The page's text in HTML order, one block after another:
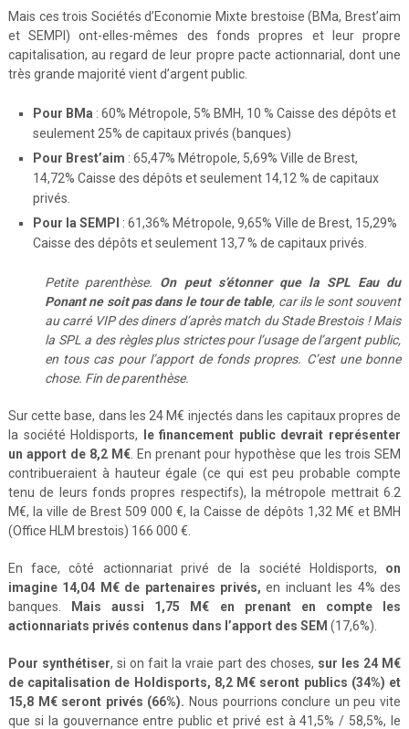
Mais ces trois Sociétés d’Economie Mixte brestoise (BMa, Brest’aim
et SEMPI) ont-elles-mêmes des fonds propres et leur propre
capitalisation, au regard de leur propre pacte actionnarial, dont une
très grande majorité vient d’argent public.
Pour BMa : 60% Métropole, 5% BMH, 10 % Caisse des dépôts et
seulement 25% de capitaux privés (banques)
Pour Brest’aim : 65,47% Métropole, 5,69% Ville de Brest,
14,72% Caisse des dépôts et seulement 14,12 % de capitaux
privés.
Pour la SEMPI : 61,36% Métropole, 9,65% Ville de Brest, 15,29%
Caisse des dépôts et seulement 13,7 % de capitaux privés.
Petite parenthèse. On peut s’étonner que la SPL Eau du
Ponant ne soit pas dans le tour de table, car ils le sont souvent
au carré VIP des diners d’après match du Stade Brestois ! Mais
la SPL a des règles plus strictes pour l’usage de l’argent public,
en tous cas pour l’apport de fonds propres. C’est une bonne
chose. Fin de parenthèse.
Sur cette base, dans les 24 M€ injectés dans les capitaux propres de
la société Holdisports,
le financement public devrait représenter
un apport de 8,2 M€. En prenant pour hypothèse que les trois SEM
contribueraient à hauteur égale (ce qui est peu probable compte
tenu de leurs fonds propres respectifs), la métropole mettrait 6.2
M€, la ville de Brest 509 000 €, la Caisse de dépôts 1,32 M€ et BMH
(Office HLM brestois) 166 000 €.
En face, côté actionnariat privé de la société Holdisports, on
imagine 14,04 M€ de partenaires privés, en incluant les 4% des
banques.
Mais aussi 1,75 M€ en prenant en compte les
actionnariats privés contenus dans l’apport des SEM (17,6%).
Pour synthétiser, si on fait la vraie part des choses, sur les 24 M€
de capitalisation de Holdisports, 8,2 M€ seront publics (34%) et
15,8 M€ seront privés (66%). Nous pourrions conclure un peu vite
que si la gouvernance entre public et privé est à 41,5% / 58,5%, le